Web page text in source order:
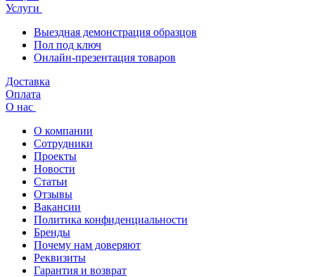
Услуги
Выездная демонстрация образцов
Пол под ключ
Онлайн-презентация товаров
Доставка
Оплата
О нас
О компании
Сотрудники
Проекты
Новости
Статьи
Отзывы
Вакансии
Политика конфиденциальности
Бренды
Почему нам доверяют
Реквизиты
Гарантия и возврат